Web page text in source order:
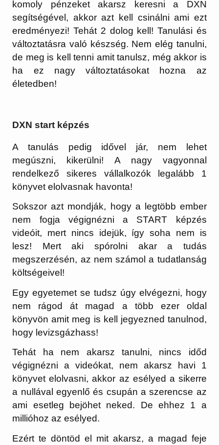
komoly pénzeket akarsz keresni a DXN
segítségével, akkor azt kell csinálni ami ezt
eredményezi! Tehát 2 dolog kell! Tanulási és
változtatásra való készség. Nem elég tanulni,
de meg is kell tenni amit tanulsz, még akkor is
ha ez nagy változtatásokat hozna az
életedben!
DXN start képzés
A tanulás pedig idővel jár, nem lehet
megúszni, kikerülni! A nagy vagyonnal
rendelkező sikeres vállalkozók legalább 1
könyvet elolvasnak havonta!
Sokszor azt mondják, hogy a legtöbb ember
nem fogja végignézni a START képzés
videóit, mert nincs idejük, így soha nem is
lesz! Mert aki spórolni akar a tudás
megszerzésén, az nem számol a tudatlanság
költségeivel!
Egy egyetemet se tudsz úgy elvégezni, hogy
nem rágod át magad a több ezer oldal
könyvön amit meg is kell jegyezned tanulnod,
hogy levizsgázhass!
Tehát ha nem akarsz tanulni, nincs időd
végignézni a videókat, nem akarsz havi 1
könyvet elolvasni, akkor az esélyed a sikerre
a nullával egyenlő és csupán a szerencse az
ami esetleg bejöhet neked. De ehhez 1 a
millióhoz az esélyed.
Ezért te döntöd el mit akarsz, a magad feje